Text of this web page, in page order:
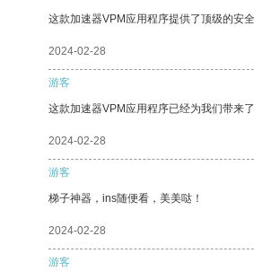
这款加速器VPM应用程序提供了顶级的安全
2024-02-28
游客
这款加速器VPM应用程序已经为我们带来
2024-02-28
游客
梯子神器，ins随便看，美美哒！
2024-02-28
游客